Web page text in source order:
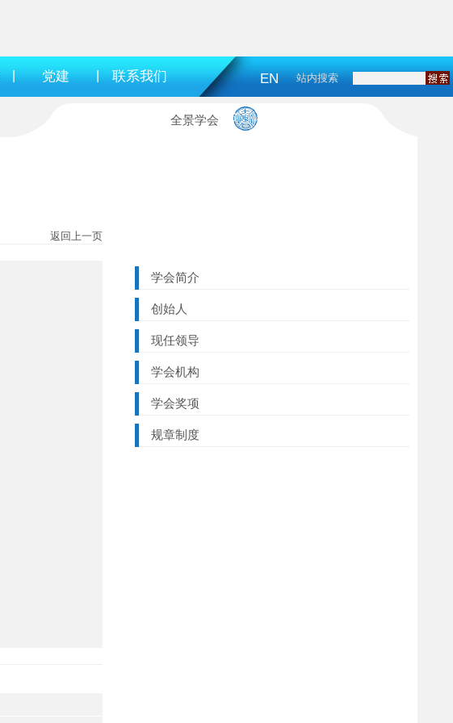
| 党建 | 联系我们 EN 站内搜索
全景学会
返回上一页
学会简介
创始人
现任领导
学会机构
学会奖项
规章制度